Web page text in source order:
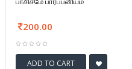
200.00
ADD TO CART